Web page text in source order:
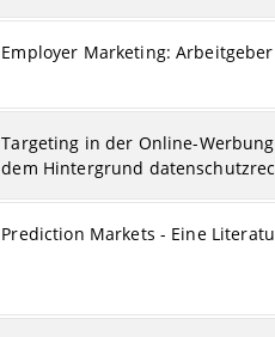
Employer Marketing:
Targeting in der Online-
dem Hintergrund
Prediction Markets - Eine